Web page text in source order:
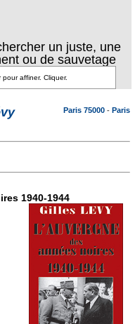
un juste, une
ou de sauvetage
Paris 75000 - Paris
1940-1944